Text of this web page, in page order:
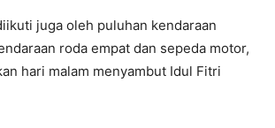
juga oleh puluhan kendaraan
roda empat dan sepeda motor,
hari malam menyambut Idul Fitri